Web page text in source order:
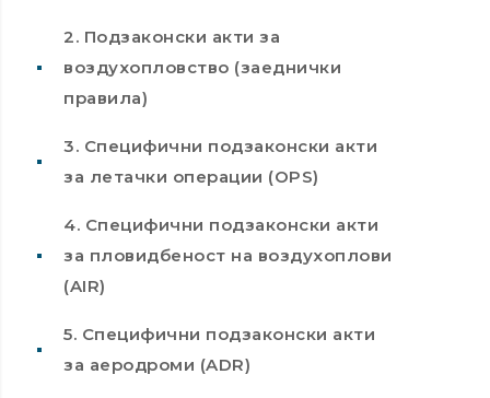
2. Подзаконски акти за
воздухопловство (заеднички
правила)
3. Специфични подзаконски акти
за летaчки операции (OPS)
4. Специфични подзаконски акти
за пловидбеност на воздухоплови
(AIR)
5. Специфични подзаконски акти
за аеродроми (ADR)